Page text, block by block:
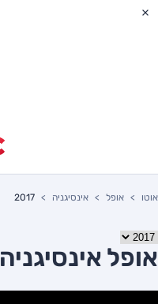
אוטו אופל אינסיגניה 2017
אופל אינסיגניה 2017 יד שניה